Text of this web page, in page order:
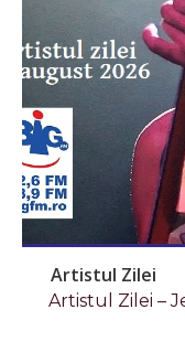
Artistul Zilei
Artistul Zilei –